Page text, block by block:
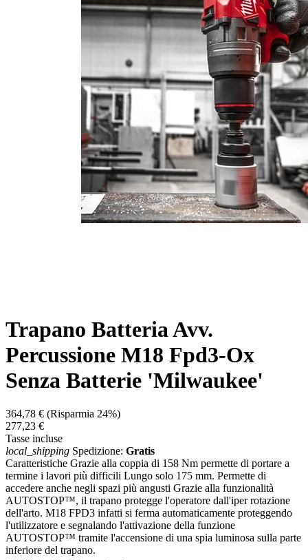
Trapano Batteria Avv.
Percussione M18 Fpd3-Ox
Senza Batterie 'milwaukee'
364,78 € (Risparmia 24%)
277,23 €
Tasse incluse
local_shipping Spedizione: Gratis
Caratteristiche Grazie alla coppia di 158 Nm permette di portare a
termine i lavori più difficili Lungo solo 175 mm. Permette di
accedere anche negli spazi più angusti Grazie alla funzionalità
AUTOSTOP™, il trapano protegge l'operatore dall'iper rotazione
dell'arto. M18 FPD3 infatti si ferma automaticamente proteggendo
l'utilizzatore e segnalando l'attivazione della funzione
AUTOSTOP™ tramite l'accensione di una spia luminosa sulla parte
inferiore del trapano.